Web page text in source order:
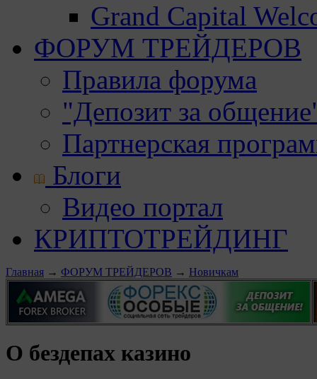
Grand Capital
ФОРУМ ТРЕЙДЕРОВ
Правила форума
"Депозит за
Партнерская
Блоги
Видео портал
КРИПТОТРЕЙДИНГ
Главная → ФОРУМ ТРЕЙДЕРОВ → Новичкам
О бездепах казино